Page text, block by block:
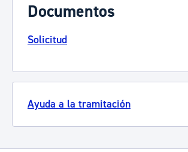
Documentos
Solicitud
Ayuda a la tramitación